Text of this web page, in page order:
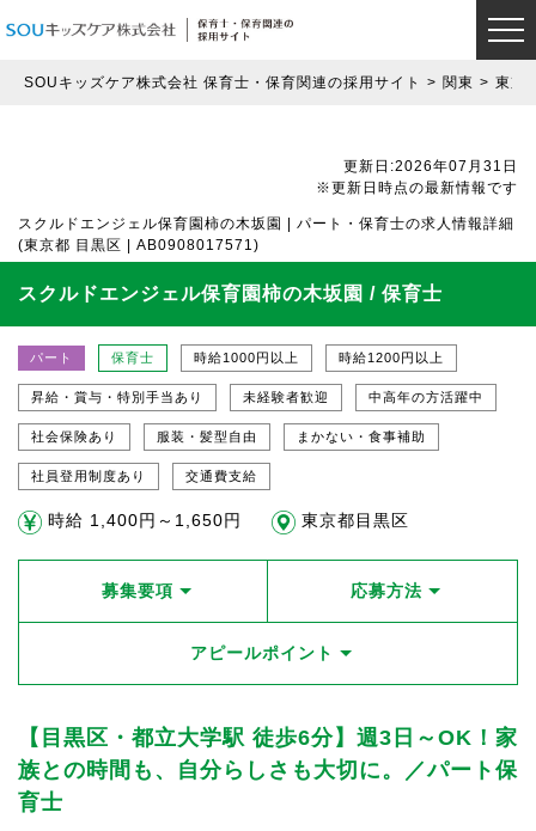
SOUキッズケア株式会社 保育士・保育関連の採用サイト 関東 東京
更新日:2026年07月31日
※更新日時点の最新情報です
スクルドエンジェル保育園柿の木坂園 | パート・保育士の求人情報詳細
(東京都 目黒区 | AB0908017571)
スクルドエンジェル保育園柿の木坂園 / 保育士
パート 保育士 時給1000円以上 時給1200円以上
昇給・賞与・特別手当あり 未経験者歓迎 中高年の方活躍中
社会保険あり 服装・髪型自由 まかない・食事補助
社員登用制度あり 交通費支給
時給 1,400円～1,650円 東京都目黒区
募集要項 応募方法
アピールポイント
【目黒区・都立大学駅 徒歩6分】週3日～OK！家
族との時間も、自分らしさも大切に。／パート保
育士